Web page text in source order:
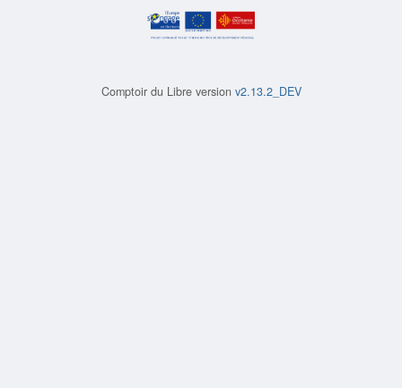
Comptoir du Libre version v2.13.2_DEV